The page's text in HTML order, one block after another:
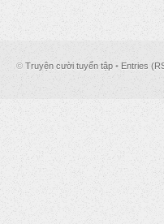
© Truyện cười tuyển tập • Entries